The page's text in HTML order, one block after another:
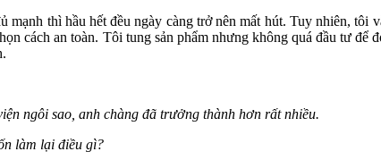
thì hầu hết đều ngày càng trở nên mất hút. Tuy nhiên,
cách an toàn. Tôi tung sản phẩm nhưng không quá đầu tư để
ngôi sao, anh chàng đã trưởng thành hơn rất nhiều.
làm lại điều gì?